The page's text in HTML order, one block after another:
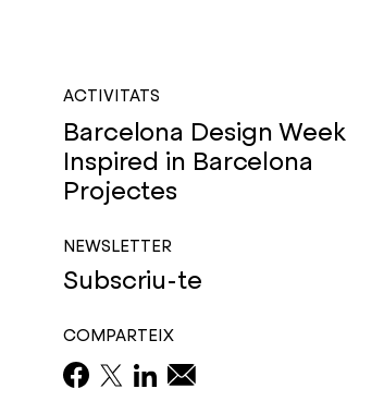
ACTIVITATS
Barcelona Design Week
Inspired in Barcelona
Projectes
NEWSLETTER
Subscriu-te
COMPARTEIX